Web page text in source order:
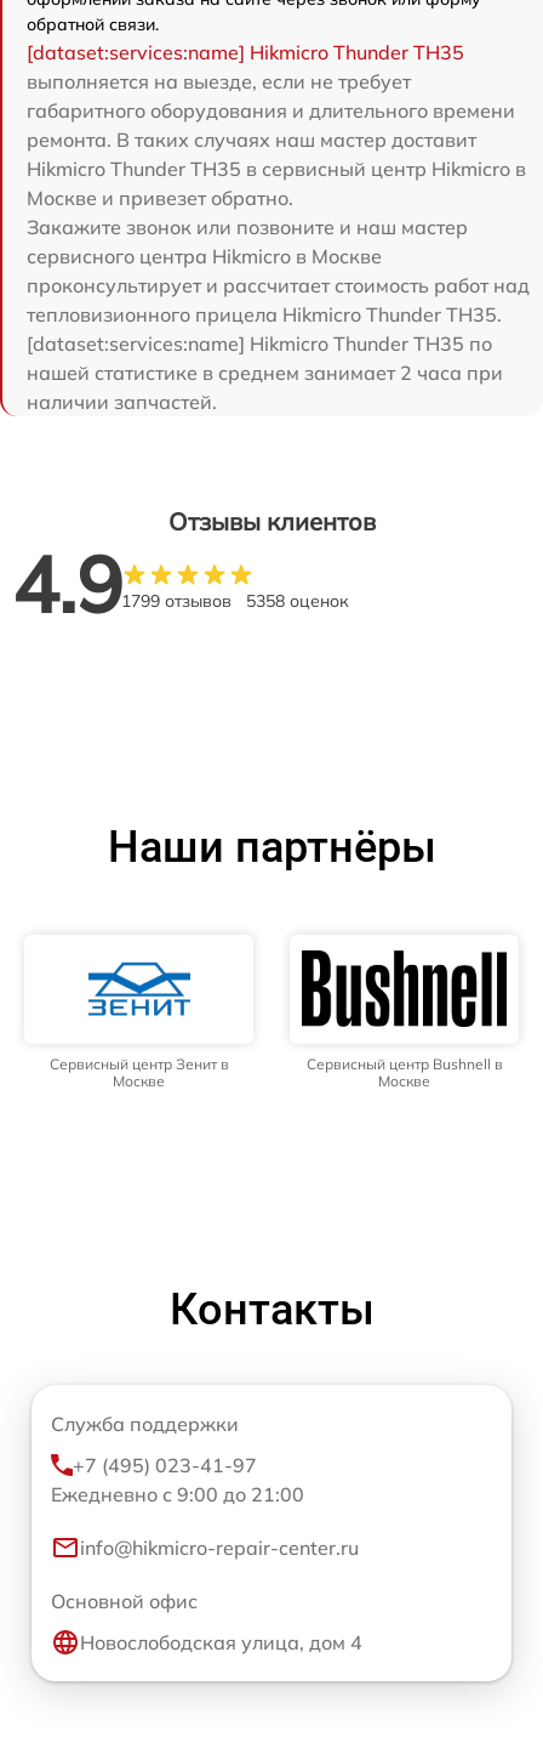
обратной связи.
[dataset:services:name] Hikmicro Thunder TH35
выполняется на выезде, если не требует
габаритного оборудования и длительного времени
ремонта. В таких случаях наш мастер доставит
Hikmicro Thunder TH35 в сервисный центр Hikmicro в
Москве и привезет обратно.
Закажите звонок или позвоните и наш мастер
сервисного центра Hikmicro в Москве
проконсультирует и рассчитает стоимость работ над
тепловизионного прицела Hikmicro Thunder TH35.
[dataset:services:name] Hikmicro Thunder TH35 по
нашей статистике в среднем занимает 2 часа при
наличии запчастей.
Отзывы клиентов
4.91799 отзывов 5358 оценок
Наши партнёры
Сервисный центр Зенит в
Москве
Сервисный центр Bushnell в
Москве
Контакты
Служба поддержки
+7 (495) 023-41-97
Ежедневно с 9:00 до 21:00
info@hikmicro-repair-center.ru
Основной офис
Новослободская улица, дом 4